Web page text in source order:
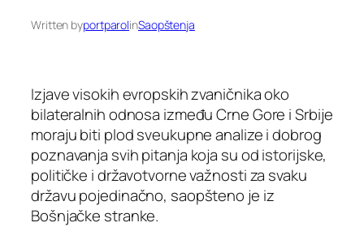
Written byportparolinSaopštenja
Izjave visokih evropskih zvaničnika oko
bilateralnih odnosa između Crne Gore i Srbije
moraju biti plod sveukupne analize i dobrog
poznavanja svih pitanja koja su od istorijske,
političke i državotvorne važnosti za svaku
državu pojedinačno, saopšteno je iz
Bošnjačke stranke.